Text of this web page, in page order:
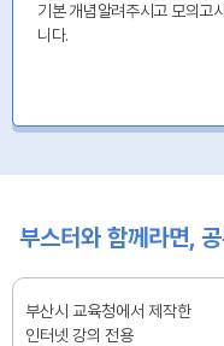
기본 개념알려주시고 모의고
니다.
부스터와 함께라면,
부산시 교육청에서 제작한
인터넷 강의 전용